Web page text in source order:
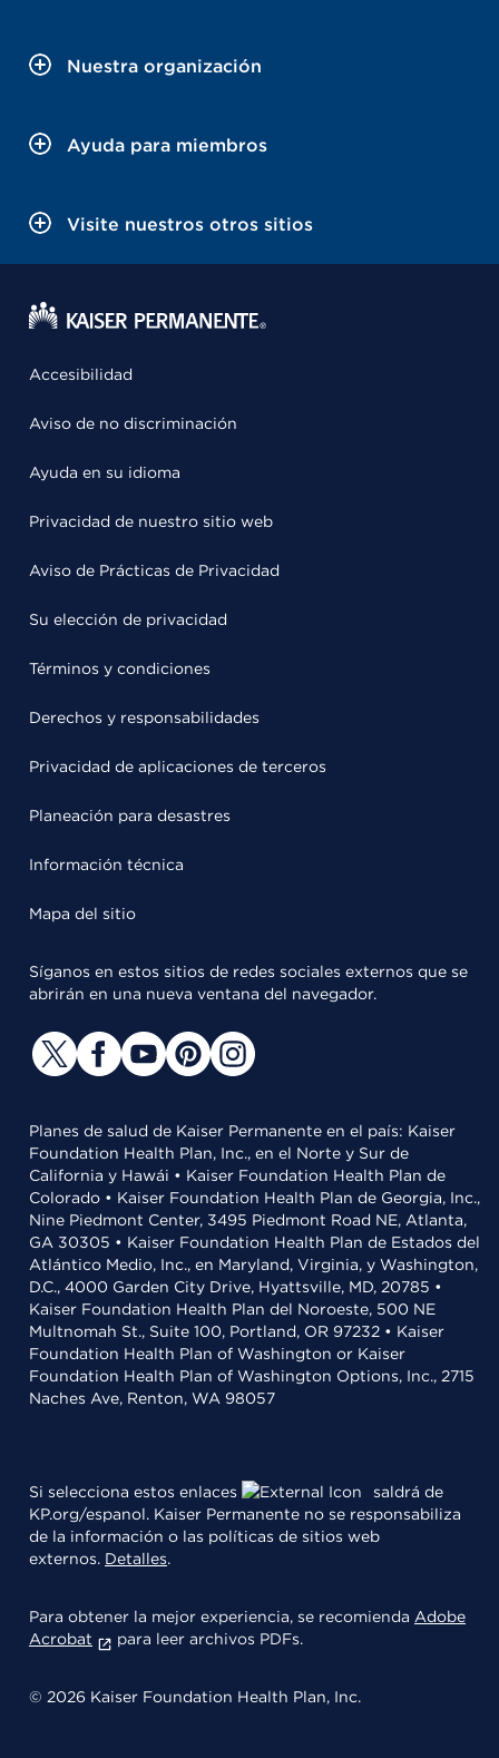
Nuestra organización
Ayuda para miembros
Visite nuestros otros sitios
Accesibilidad
Aviso de no discriminación
Ayuda en su idioma
Privacidad de nuestro sitio web
Aviso de Prácticas de Privacidad
Su elección de privacidad
Términos y condiciones
Derechos y responsabilidades
Privacidad de aplicaciones de terceros
Planeación para desastres
Información técnica
Mapa del sitio
Síganos en estos sitios de redes sociales externos que se
abrirán en una nueva ventana del navegador.
Planes de salud de Kaiser Permanente en el país: Kaiser
Foundation Health Plan, Inc., en el Norte y Sur de
California y Hawái • Kaiser Foundation Health Plan de
Colorado • Kaiser Foundation Health Plan de Georgia, Inc.,
Nine Piedmont Center, 3495 Piedmont Road NE, Atlanta,
GA 30305 • Kaiser Foundation Health Plan de Estados del
Atlántico Medio, Inc., en Maryland, Virginia, y Washington,
D.C., 4000 Garden City Drive, Hyattsville, MD, 20785 •
Kaiser Foundation Health Plan del Noroeste, 500 NE
Multnomah St., Suite 100, Portland, OR 97232 • Kaiser
Foundation Health Plan of Washington or Kaiser
Foundation Health Plan of Washington Options, Inc., 2715
Naches Ave, Renton, WA 98057
Si selecciona estos enlaces
saldrá de
KP.org/espanol. Kaiser Permanente no se responsabiliza
de la información o las políticas de sitios web
externos. Detalles.
Para obtener la mejor experiencia, se recomienda Adobe
Acrobat
para leer archivos PDFs.
© 2026 Kaiser Foundation Health Plan, Inc.